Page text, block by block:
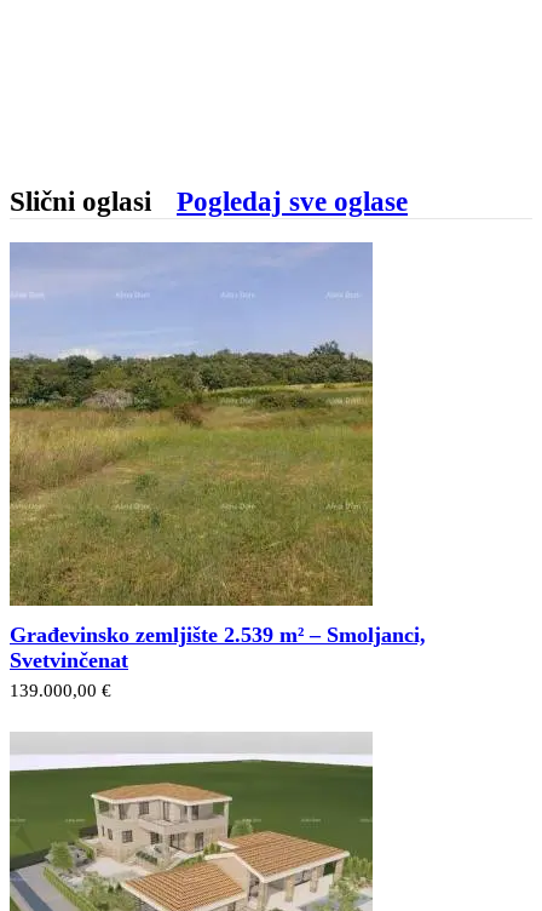
Slični oglasi Pogledaj sve oglase
Građevinsko zemljište 2.539 m² – Smoljanci,
Svetvinčenat
139.000,00 €